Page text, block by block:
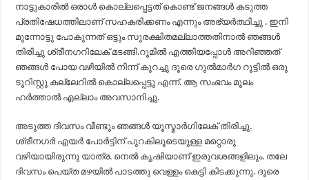
നാട്ടുകാരിൽ ഒരാൾ കൊല്ലപ്പെട്ടത് കൊണ്ട് ജനങ്ങൾ കടുത്ത
പ്രതിഷേധത്തിലാണ് സഹകരിക്കണം എന്നും അഭ്യർത്ഥിച്ചു . ഇനി
മുന്നോട്ടു പോകുന്നത് ഒട്ടും സുരക്ഷിതമല്ലാത്തതിനാൽ ഞങ്ങൾ
തിരിച്ചു ശ്രീനഗറിലേക് മടങ്ങി.റൂമിൽ എത്തിയപ്പോൾ അറിഞ്ഞത്
ഞങ്ങൾ പോയ വഴിയിൽ നിന്ന് കുറച്ചു ദൂരെ ഗുൽമാർഗ റൂട്ടിൽ ഒരു
ടൂറിസ്റ്റു കല്ലേറിൽ കൊല്ലപ്പെട്ടു എന്ന്. ആ സംഭവം മൂലം
ഹർത്താൽ എല്ലാം അവസാനിച്ചു.
അടുത്ത ദിവസം വീണ്ടും ഞങ്ങൾ യൂസ്മാർഗിലേക് തിരിച്ചു.
ശ്രീനഗർ എയർ പോർട്ടിന് പുറകിലൂടെയുള്ള മറ്റൊരു
വഴിയായിരുന്നു യാത്ര. നെൽ കൃഷിയാണ് ഇരുവശങ്ങളിലും. തലേ
ദിവസം പെയ്ത മഴയിൽ പാടത്തു വെള്ളം കെട്ടി കിടക്കുന്നു. ദൂരെ